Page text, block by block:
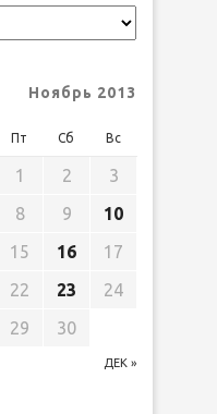
Ноябрь 2013
Пт Сб Вс
ДЕК »
1 2
3
8 9
10
15 16
17
22 23
24
29 30